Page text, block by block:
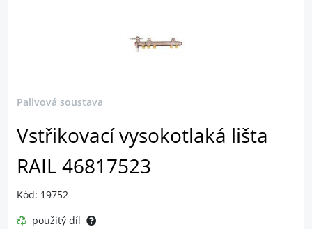
Palivová soustava
Vstřikovací vysokotlaká lišta
RAIL 46817523
Kód: 19752
použitý díl